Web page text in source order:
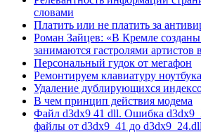
словами
Платить или не платить за
Роман Зайцев: «В Кремле
занимаются гастролями
Персональный гудок от мегафон
Ремонтируем клавиатуру ноутбука
Удаление дублирующихся
В чем принцип действия модема
Файл d3dx9 41 dll. Ошибка
файлы от d3dx9_41 до d3dx9_24.dll